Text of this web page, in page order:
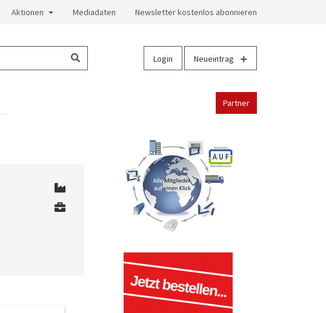
Aktionen Mediadaten Newsletter kostenlos abonnieren
Login Neueintrag
Partner